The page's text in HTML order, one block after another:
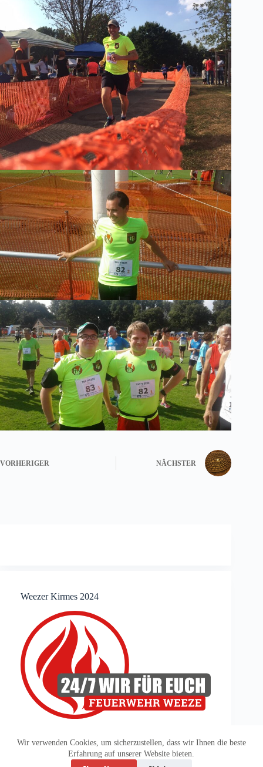
Wir verwenden Cookies, um sicherzustellen, dass wir Ihnen die beste
Erfahrung auf unserer Website bieten.
VORHERIGER NÄCHSTER
Weezer Kirmes 2024
Datenschutzerklärung Impressum